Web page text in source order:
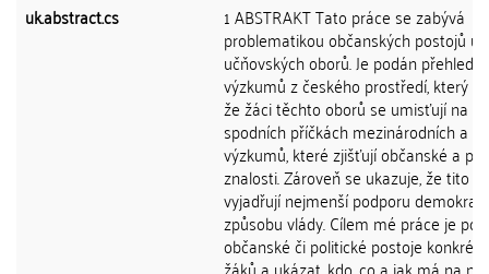
uk.abstract.cs
1 ABSTRAKT Tato práce se zabývá
problematikou občanských postojů u
učňovských oborů. Je podán přehled
výzkumů z českého prostředí, který
že žáci těchto oborů se umisťují na
spodních příčkách mezinárodních a
výzkumů, které zjišťují občanské a
znalosti. Zároveň se ukazuje, že tito
vyjadřují nejmenší podporu
způsobu vlády. Cílem mé práce je
občanské či politické postoje